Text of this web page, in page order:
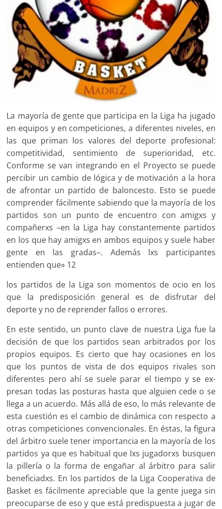
La mayoría de gente que participa en la Liga ha jugado
en equipos y en competiciones, a diferentes niveles, en
las que priman los valores del deporte profesional:
competitividad, sentimiento de superioridad, etc.
Conforme se van integrando en el Proyecto se puede
percibir un cambio de lógica y de motivación a la hora
de afrontar un partido de baloncesto. Esto se puede
comprender fácilmente sabiendo que la mayoría de los
partidos son un punto de encuentro con amigxs y
compañerxs –en la Liga hay constante­mente partidos
en los que hay amigxs en ambos equipos y suele ha­ber
gente en las gradas–. Además lxs participantes
entienden que» 12
los partidos de la Liga son mo­mentos de ocio en los
que la pre­disposición gene­ral es de disfrutar del
deporte y no de reprender fa­llos o errores.
En este sen­tido, un punto clave de nuestra Liga fue la
de­cisión de que los partidos sean ar­bitrados por los
propios equipos. Es cierto que hay ocasiones en los
que los puntos de vista de dos equi­pos rivales son
diferentes pero ahí se suele parar el tiempo y se ex­
presan todas las posturas hasta que alguien cede o se
llega a un acuerdo. Más allá de eso, lo más relevante de
esta cuestión es el cambio de dinámica con respecto a
otras competiciones convencionales. En éstas, la figura
del árbitro suele tener importancia en la mayoría de los
par­tidos ya que es habitual que lxs jugadorxs busquen
la pillería o la forma de engañar al árbitro para salir
beneficiadxs. En los partidos de la Liga Cooperativa de
Basket es fácilmente apreciable que la gente juega sin
preocuparse de eso y que está predispuesta a jugar de